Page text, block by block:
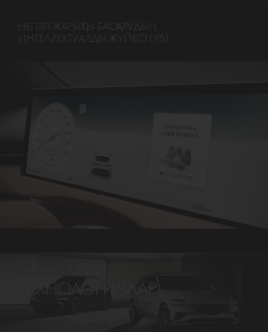
НЕГІЗГІ ЖАРЫҚТЫ БАСҚАРУДЫҢ
ИНТЕЛЛЕКТУАЛДЫ ЖҮЙЕСІ (IFS)
ТЕХНОЛОГИЯЛАР